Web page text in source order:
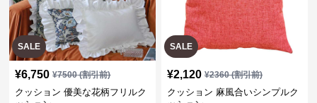
SALE
¥6,750 ¥7500(割引前)
クッション 優美な花柄フリルク
SALE
¥2,120 ¥2360(割引前)
クッション 麻風合いシンプルク